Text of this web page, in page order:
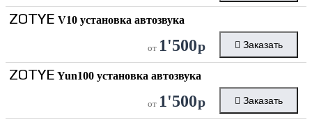
ZOTYE V10 установка автозвука
от 1'500р Заказать
ZOTYE Yun100 установка автозвука
от 1'500р Заказать